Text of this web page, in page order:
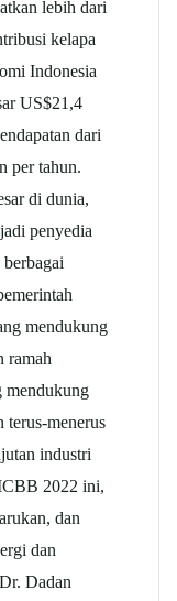
lebih dari
kelapa
Indonesia
US$21,4
dari
per tahun.
di dunia,
penyedia
mendukung
ramah
mendukung
menerus
industri
2022 ini,
dan
dan
Dadan